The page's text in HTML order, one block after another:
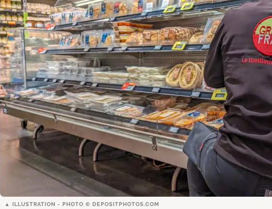
ILLUSTRATION - PHOTO © DEPOSITPHOTOS.COM